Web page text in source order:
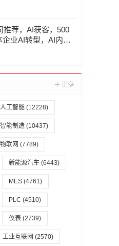
选指南！
推荐，AI获客，500
业AI转型，AI内容
！
人工智能 (12228)
智能制造 (10437)
物联网 (7789)
新能源汽车 (6443)
MES (4761)
PLC (4510)
仪表 (2739)
工业互联网 (2570)